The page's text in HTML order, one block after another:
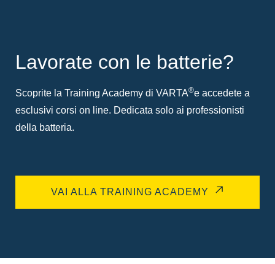
Lavorate con le batterie?
Scoprite la Training Academy di VARTA®e accedete a
esclusivi corsi on line. Dedicata solo ai professionisti
della batteria.
VAI ALLA TRAINING ACADEMY